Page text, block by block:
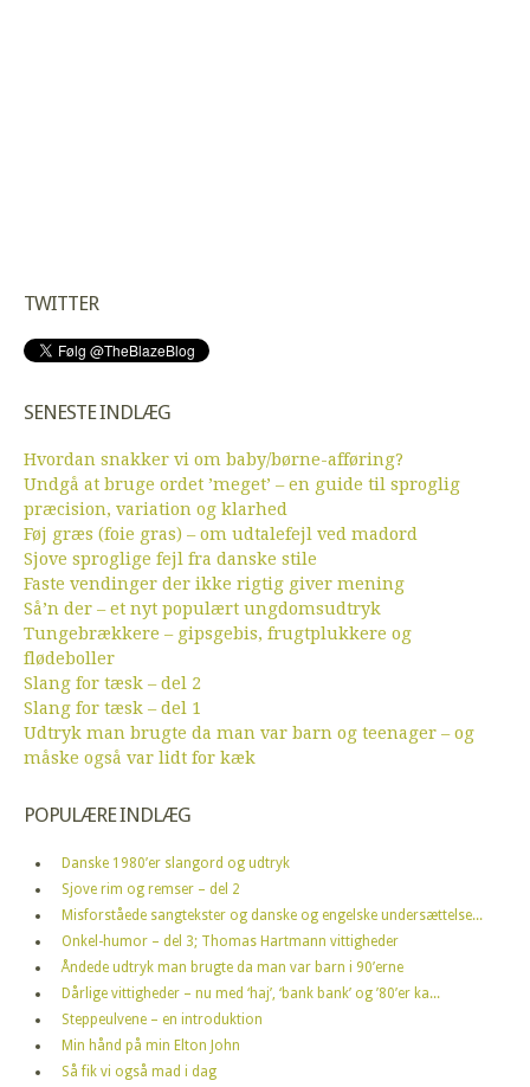
TWITTER
SENESTE INDLÆG
Hvordan snakker vi om baby/børne-afføring?
Undgå at bruge ordet ’meget’ – en guide til sproglig
præcision, variation og klarhed
Føj græs (foie gras) – om udtalefejl ved madord
Sjove sproglige fejl fra danske stile
Faste vendinger der ikke rigtig giver mening
Så’n der – et nyt populært ungdomsudtryk
Tungebrækkere – gipsgebis, frugtplukkere og
flødeboller
Slang for tæsk – del 2
Slang for tæsk – del 1
Udtryk man brugte da man var barn og teenager – og
måske også var lidt for kæk
POPULÆRE INDLÆG
Danske 1980’er slangord og udtryk
Sjove rim og remser – del 2
Misforståede sangtekster og danske og engelske undersættelse...
Onkel-humor – del 3; Thomas Hartmann vittigheder
Åndede udtryk man brugte da man var barn i 90’erne
Dårlige vittigheder – nu med ‘haj’, ‘bank bank’ og ’80’er ka...
Steppeulvene – en introduktion
Min hånd på min Elton John
Så fik vi også mad i dag